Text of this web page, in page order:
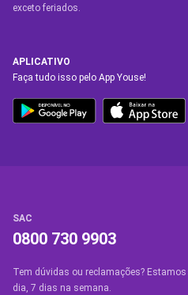
exceto feriados.
APLICATIVO
Faça tudo isso pelo App Youse!
SAC
0800 730 9903
Tem dúvidas ou reclamações?
dia, 7 dias na semana.